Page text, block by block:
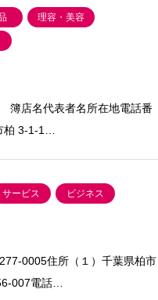
理容・美容
代表者名所在地電話番
柏 3-1-1…
サービス ビジネス
0005住所（１）千葉県柏市
007電話…